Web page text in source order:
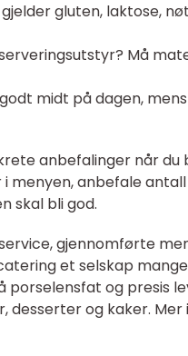
gluten, laktose,
Må
midt på dagen,
anbefalinger når du
menyen, anbefale
skal bli god.
gjennomførte
et selskap
og presis
desserter og kaker. Mer